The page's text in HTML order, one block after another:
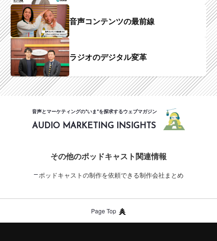
音声コンテンツの最前線
ラジオのデジタル変革
音声とマーケティングの"いま"を探求するウェブマガジン
AUDIO MARKETING INSIGHTS
その他のポッドキャスト関連情報
ポッドキャストの制作を依頼できる制作会社まとめ
Page Top